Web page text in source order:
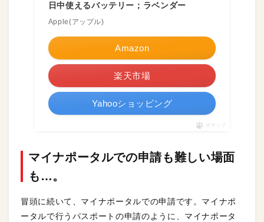
日中使えるバッテリー；ラベンダー
Apple(アップル)
Amazon
楽天市場
Yahooショッピング
ポチップ
マイナポータルでの申請も難しい場面
も…。
冒頭に続いて、マイナポータルでの申請です。マイナポ
ータルで行うパスポートの申請のように、マイナポータ